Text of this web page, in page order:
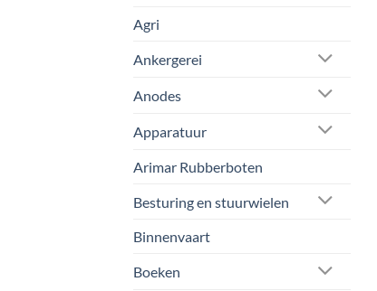
Agri
Ankergerei
Anodes
Apparatuur
Arimar Rubberboten
Besturing en stuurwielen
Binnenvaart
Boeken